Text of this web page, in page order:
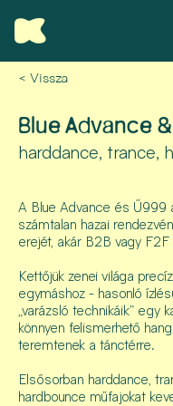
< Vissza
Blue Advance
harddance, trance,
A Blue Advance és Ű999
számtalan hazai
erejét, akár B2B vagy F2F
Kettőjük zenei világa
egymáshoz - hasonló
„varázsló technikáik” egy
könnyen felismerhető
teremtenek a tánctérre.
Elsősorban harddance,
hardbounce műfajokat